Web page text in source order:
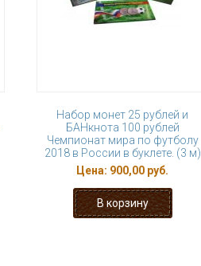
Набор монет 25 рублей и
БАНкнота 100 рублей
Чемпионат мира по футболу
2018 в России в буклете. (3 м)
Цена: 900,00 руб.